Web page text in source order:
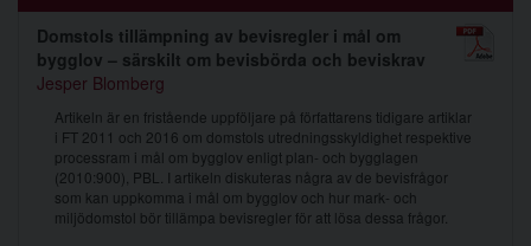
Domstols tillämpning av bevisregler i mål om
bygglov – särskilt om bevisbörda och beviskrav
Jesper Blomberg
Artikeln är en fristående uppföljare på författarens tidigare artiklar
i FT 2011 och 2016 om domstols utredningsskyldighet respektive
processram i mål om bygglov enligt plan- och bygglagen
(2010:900), PBL. I artikeln diskuteras några av de bevisfrågor
som kan uppkomma i mål om bygglov och hur mark- och
miljödomstol bör tillämpa bevisregler för att lösa dessa frågor.